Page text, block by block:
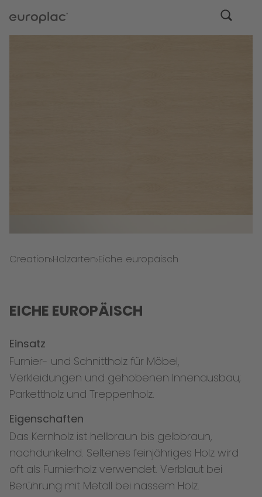
Creation Holzarten Eiche europäisch
EICHE EUROPÄISCH
Einsatz
Furnier- und Schnittholz für Möbel,
Verkleidungen und gehobenen Innenausbau;
Parkettholz und Treppenholz.
Eigenschaften
Das Kernholz ist hellbraun bis gelbbraun,
nachdunkelnd. Seltenes feinjähriges Holz wird
oft als Furnierholz verwendet. Verblaut bei
Berührung mit Metall bei nassem Holz.